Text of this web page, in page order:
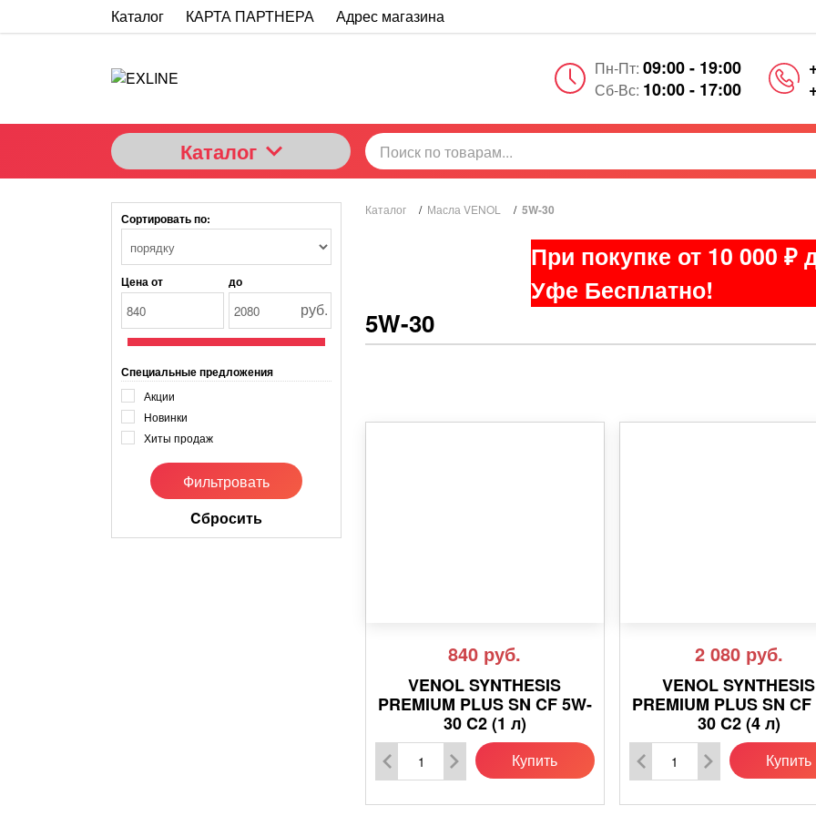
Каталог КАРТА ПАРТНЕРА Адрес магазина
Пн-Пт: 09:00 - 19:00
Сб-Вс: 10:00 - 17:00
Каталог
Сортировать по:
Цена от до
руб.
Специальные предложения
Акции
Новинки
Хиты продаж
Cбросить
Каталог / Масла VENOL / 5W-30
При покупке от 10 000 ₽
Уфе Бесплатно!
5W-30
840 руб.
VENOL SYNTHESIS
PREMIUM PLUS SN CF 5W-
30 C2 (1 л)
Купить
2 080 руб.
VENOL SYNTHESIS
PREMIUM PLUS SN
30 C2 (4 л)
Купить